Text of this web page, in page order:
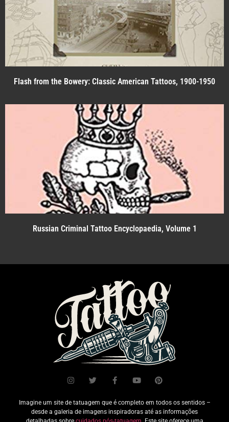
Flash from the Bowery: Classic American Tattoos, 1900-1950
Russian Criminal Tattoo Encyclopaedia, Volume 1
Imagine um site de tatuagem que é completo em todos os sentidos –
desde a galeria de imagens inspiradoras até as informações